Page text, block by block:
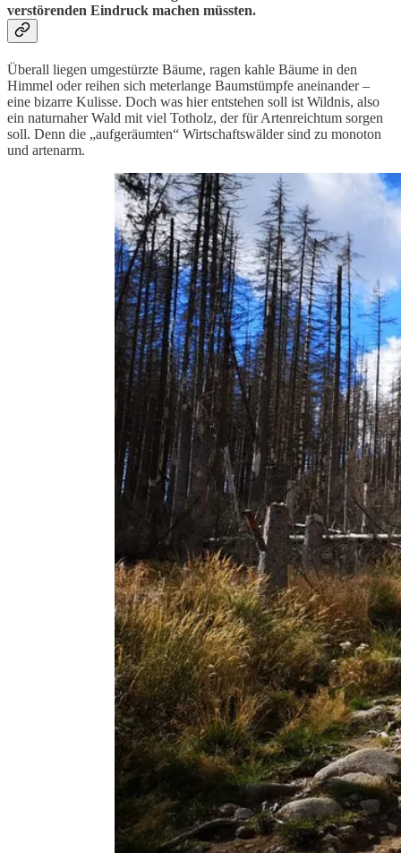
verstörenden Eindruck machen müssten.
Überall liegen umgestürzte Bäume, ragen kahle Bäume in den
Himmel oder reihen sich meterlange Baumstümpfe aneinander –
eine bizarre Kulisse. Doch was hier entstehen soll ist Wildnis, also
ein naturnaher Wald mit viel Totholz, der für Artenreichtum sorgen
soll. Denn die „aufgeräumten“ Wirtschaftswälder sind zu monoton
und artenarm.